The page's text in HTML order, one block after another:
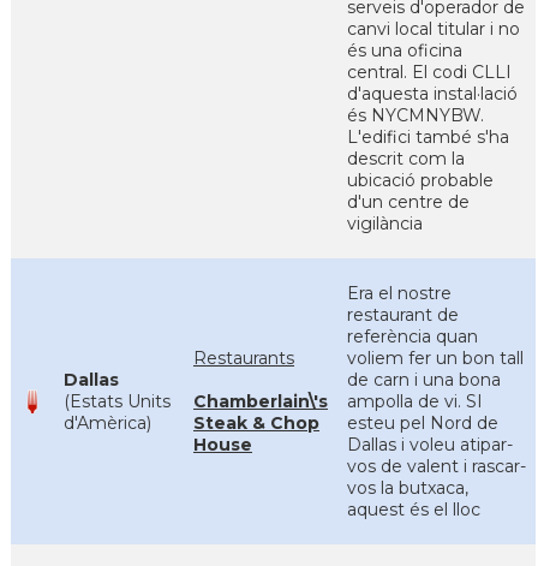
serveis d'operador de
canvi local titular i no
és una oficina
central. El codi CLLI
d'aquesta instal·lació
és NYCMNYBW.
L'edifici també s'ha
descrit com la
ubicació probable
d'un centre de
vigilància
Dallas
(Estats Units
d'Amèrica)
Restaurants
Chamberlain\'s
Steak & Chop
House
Era el nostre
restaurant de
referència quan
voliem fer un bon tall
de carn i una bona
ampolla de vi. SI
esteu pel Nord de
Dallas i voleu atipar-
vos de valent i rascar-
vos la butxaca,
aquest és el lloc